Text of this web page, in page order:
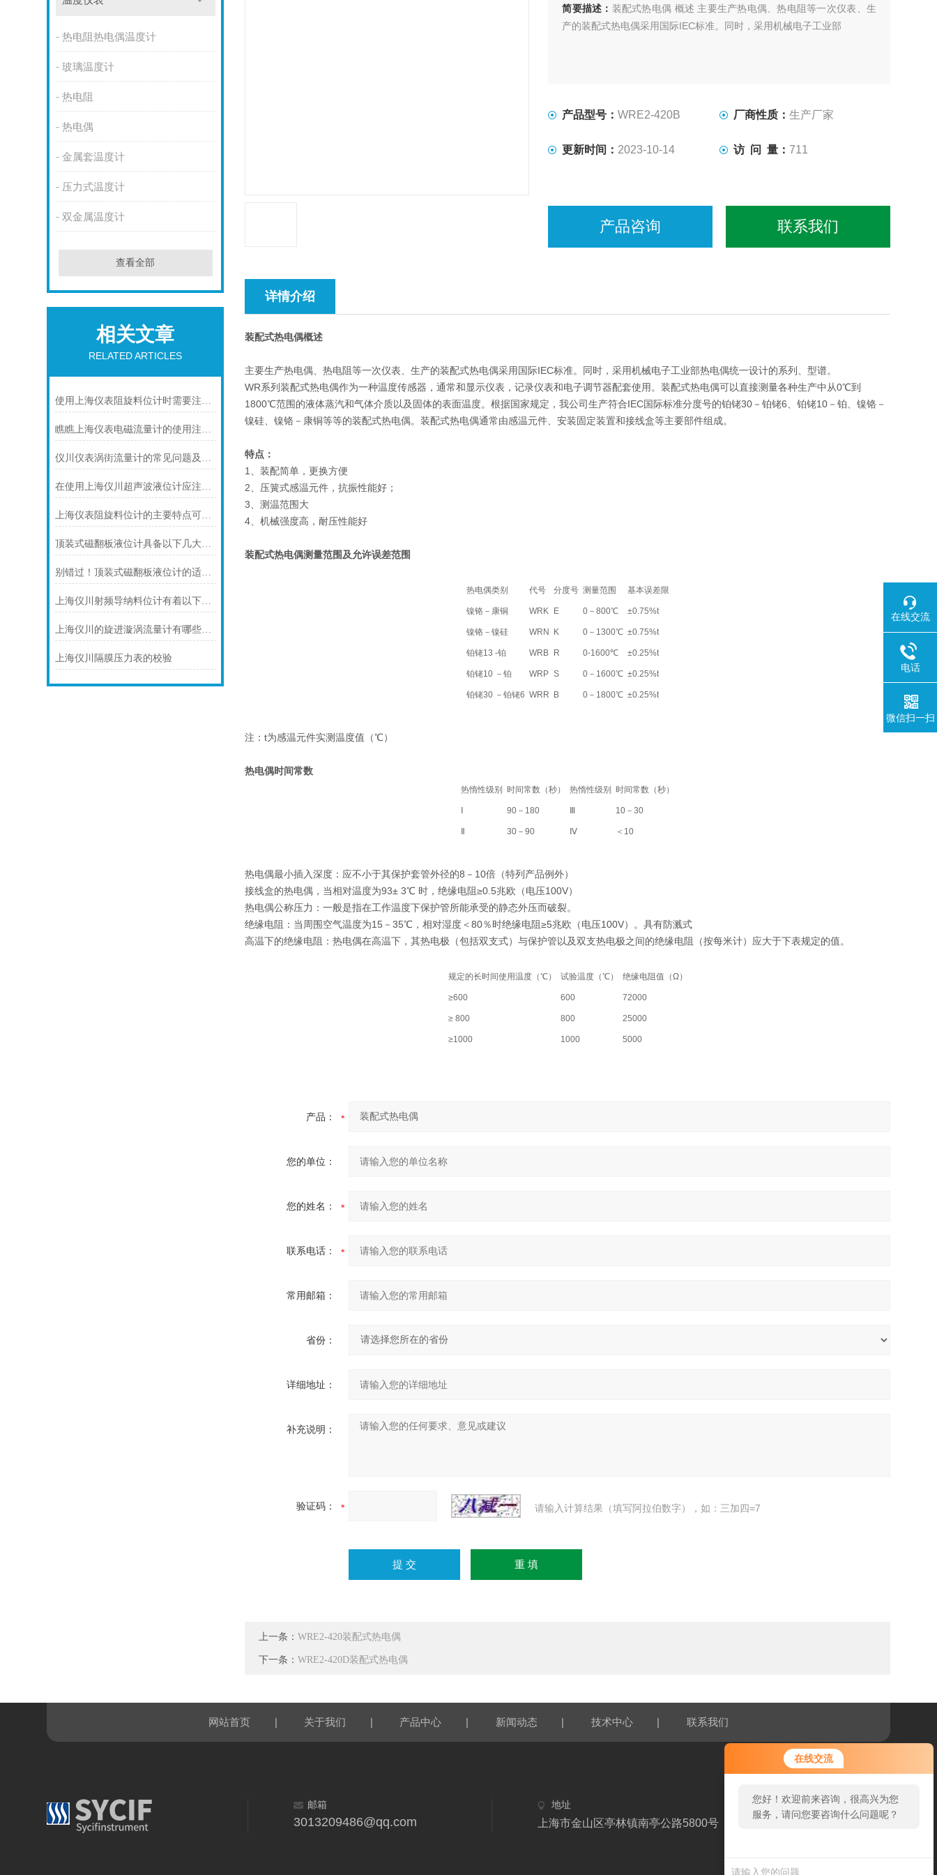
在线交流
您好！欢迎前来咨询，很高兴为您
服务，请问您要咨询什么问题呢？
热电阻热电偶温度计
玻璃温度计
热电阻
热电偶
金属套温度计
压力式温度计
双金属温度计
查看全部
相关文章
RELATED ARTICLES
使用上海仪表阻旋料位计时需要注意的一些事项
瞧瞧上海仪表电磁流量计的使用注意事项
仪川仪表涡街流量计的常见问题及解决方法如下
在使用上海仪川超声波液位计应注间的现场条件
上海仪表阻旋料位计的主要特点可归纳如下
顶装式磁翻板液位计具备以下几大主要特点
别错过！顶装式磁翻板液位计的适用版图，一文解锁核心场景
上海仪川射频导纳料位计有着以下几大技术特点
上海仪川的旋进漩涡流量计有哪些应用案例
上海仪川隔膜压力表的校验
简要描述： 装配式热电偶 概述 主要生产热电偶、热电阻等一次仪表、生
产的装配式热电偶采用国际IEC标准。同时，采用机械电子工业部
产品型号：WRE2-420B 厂商性质： 生产厂家
更新时间： 2023-10-14 访 问 量： 711
产品咨询 联系我们
详情介绍
装配式热电偶概述
主要生产热电偶、热电阻等一次仪表、生产的装配式热电偶采用国际IEC标准。同时，采用机械电子工业部热电偶统一设计的系列、型谱。
WR系列装配式热电偶作为一种温度传感器，通常和显示仪表，记录仪表和电子调节器配套使用。装配式热电偶可以直接测量各种生产中从0℃到
1800℃范围的液体蒸汽和气体介质以及固体的表面温度。根据国家规定，我公司生产符合IEC国际标准分度号的铂铑30－铂铑6、铂铑10－铂、镍铬－
镍硅、镍铬－康铜等等的装配式热电偶。装配式热电偶通常由感温元件、安装固定装置和接线盒等主要部件组成。
特点：
1、装配简单，更换方便
2、压簧式感温元件，抗振性能好；
3、测温范围大
4、机械强度高，耐压性能好
装配式热电偶测量范围及允许误差范围
热电偶类别 代号 分度号 测量范围 基本误差限
镍铬－康铜 WRK E 0－800℃ ±0.75%t
镍铬－镍硅 WRN K 0－1300℃ ±0.75%t
铂铑13 -铂 WRB R 0-1600℃ ±0.25%t
铂铑10 －铂 WRP S 0－1600℃ ±0.25%t
铂铑30 －铂铑6 WRR B 0－1800℃ ±0.25%t
注：t为感温元件实测温度值（℃）
热电偶时间常数
热惰性级别 时间常数（秒） 热惰性级别 时间常数（秒）
90－180 10－30
30－90 Ⅳ ＜10
热电偶最小插入深度：应不小于其保护套管外径的8－10倍（特列产品例外）
接线盒的热电偶，当相对温度为93± 3℃ 时，绝缘电阻≥0.5兆欧（电压100V）
热电偶公称压力：一般是指在工作温度下保护管所能承受的静态外压而破裂。
绝缘电阻：当周围空气温度为15－35℃，相对湿度＜80％时绝缘电阻≥5兆欧（电压100V）。具有防溅式
高温下的绝缘电阻：热电偶在高温下，其热电极（包括双支式）与保护管以及双支热电极之间的绝缘电阻（按每米计）应大于下表规定的值。
规定的长时间使用温度（℃） 试验温度（℃） 绝缘电阻值（Ω）
≥600 600 72000
≥ 800 800 25000
≥1000 1000 5000
产品：
您的单位：
您的姓名：
联系电话：
常用邮箱：
省份：
详细地址：
补充说明：
验证码： 请输入计算结果（填写阿拉伯数字），如：三加四=7
上一条：WRE2-420装配式热电偶
下一条：WRE2-420D装配式热电偶
网站首页 | 关于我们 | 产品中心 | 新闻动态 | 技术中心 | 联系我们
邮箱
3013209486@qq.com
地址
上海市金山区亭林镇南亭公路5800号
在线交流
电话
微信扫一扫